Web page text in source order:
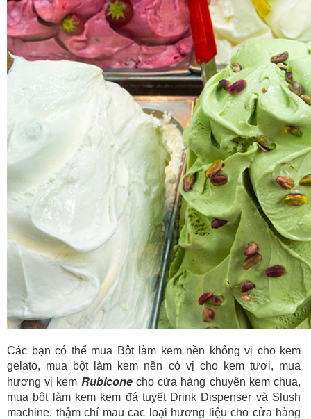
Các bạn có thể mua Bột làm kem nền không vị cho kem
gelato, mua bột làm kem nền có vị cho kem tươi, mua
hương vị kem Rubiconecho cửa hàng chuyên kem chua,
mua bột làm kem kem đá tuyết Drink Dispenser và Slush
machine, thậm chí mau cac loại hương liệu cho cửa hàng